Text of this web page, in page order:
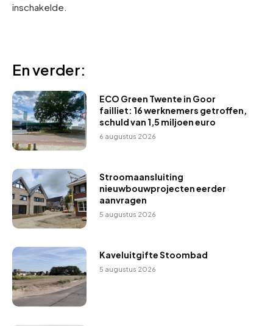
inschakelde.
En verder:
ECO Green Twente in Goor
failliet: 16 werknemers getroffen,
schuld van 1,5 miljoen euro
6 augustus 2026
Stroomaansluiting
nieuwbouwprojecten eerder
aanvragen
5 augustus 2026
Kaveluitgifte Stoombad
5 augustus 2026